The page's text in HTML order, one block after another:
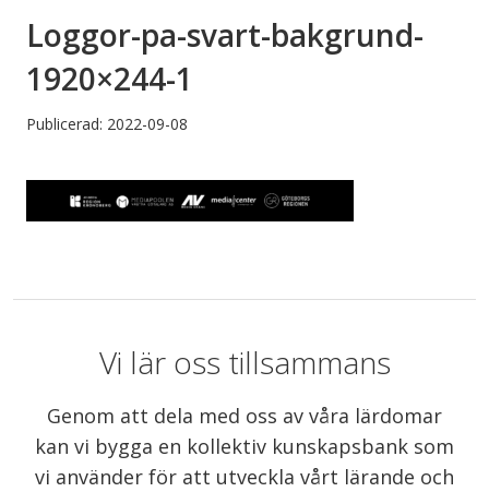
Loggor-pa-svart-bakgrund-
1920×244-1
Publicerad: 2022-09-08
Vi lär oss tillsammans
Genom att dela med oss av våra lärdomar
kan vi bygga en kollektiv kunskapsbank som
vi använder för att utveckla vårt lärande och